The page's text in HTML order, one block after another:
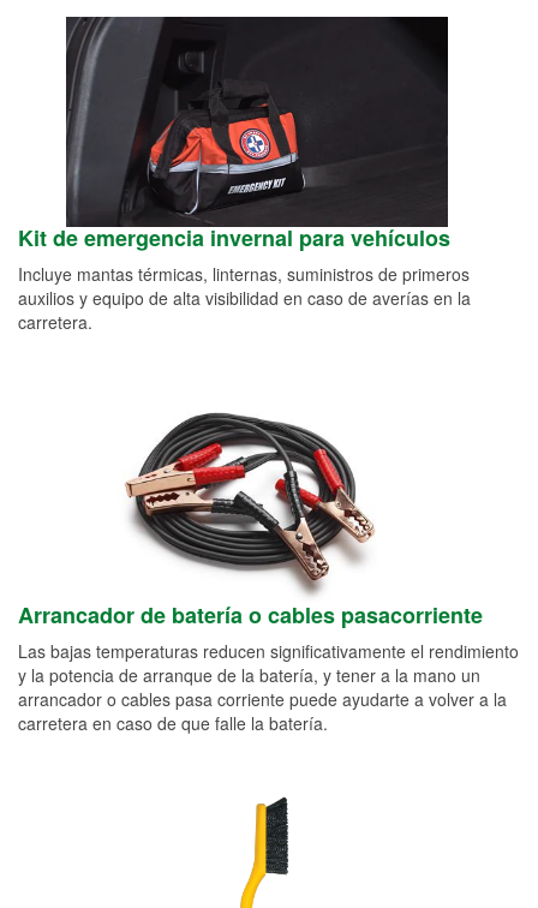
Kit de emergencia invernal para vehículos
Incluye mantas térmicas, linternas, suministros de primeros
auxilios y equipo de alta visibilidad en caso de averías en la
carretera.
Arrancador de batería o cables pasacorriente
Las bajas temperaturas reducen significativamente el rendimiento
y la potencia de arranque de la batería, y tener a la mano un
arrancador o cables pasa corriente puede ayudarte a volver a la
carretera en caso de que falle la batería.